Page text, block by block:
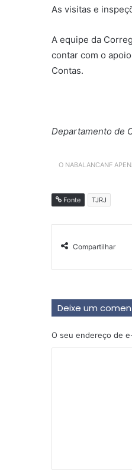
As visitas e
A equipe da
contar com o
Contas.
Departamento de
O NABALANCANF
Fonte TJRJ
Compartilhar
Deixe um
O seu endereço de